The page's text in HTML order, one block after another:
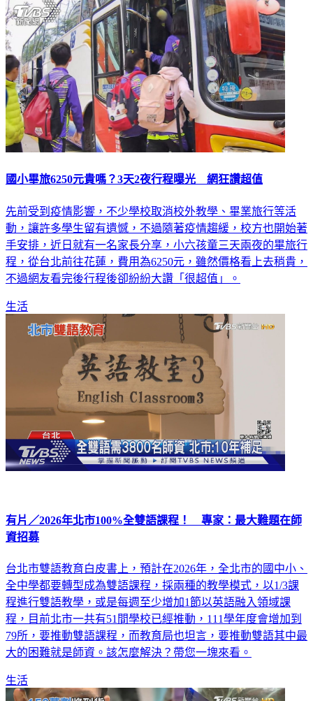
國小畢旅6250元貴嗎？3天2夜行程曝光 網狂讚超值
先前受到疫情影響，不少學校取消校外教學、畢業旅行等活
動，讓許多學生留有遺憾，不過隨著疫情趨緩，校方也開始著
手安排，近日就有一名家長分享，小六孩童三天兩夜的畢旅行
程，從台北前往花蓮，費用為6250元，雖然價格看上去稍貴，
不過網友看完後行程後卻紛紛大讚「很超值」。
生活
有片／2026年北市100%全雙語課程！ 專家：最大難題在師
資招募
台北市雙語教育白皮書上，預計在2026年，全北市的國中小、
全中學都要轉型成為雙語課程，採兩種的教學模式，以1/3課
程進行雙語教學，或是每週至少增加1節以英語融入領域課
程，目前北市一共有51間學校已經推動，111學年度會增加到
79所，要推動雙語課程，而教育局也坦言，要推動雙語其中最
大的困難就是師資。該怎麼解決？帶您一塊來看。
生活